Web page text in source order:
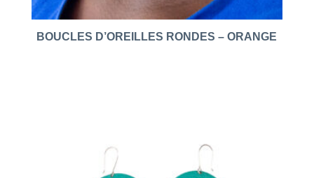
BOUCLES D’OREILLES RONDES – ORANGE